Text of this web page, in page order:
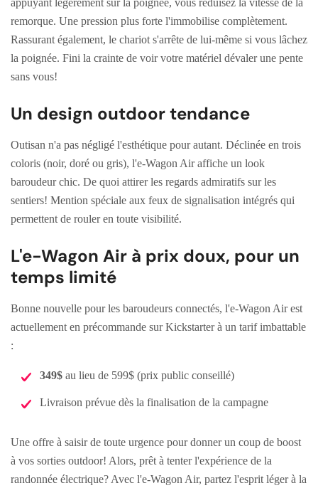
remorque. Une pression plus forte l'immobilise complètement.
Rassurant également, le chariot s'arrête de lui-même si vous lâchez
la poignée. Fini la crainte de voir votre matériel dévaler une pente
sans vous!
Un design outdoor tendance
Outisan n'a pas négligé l'esthétique pour autant. Déclinée en trois
coloris (noir, doré ou gris), l'e-Wagon Air affiche un look
baroudeur chic. De quoi attirer les regards admiratifs sur les
sentiers! Mention spéciale aux feux de signalisation intégrés qui
permettent de rouler en toute visibilité.
L'e-Wagon Air à prix doux, pour un
temps limité
Bonne nouvelle pour les baroudeurs connectés, l'e-Wagon Air est
actuellement en précommande sur Kickstarter à un tarif imbattable
:
349$ au lieu de 599$ (prix public conseillé)
Livraison prévue dès la finalisation de la campagne
Une offre à saisir de toute urgence pour donner un coup de boost
à vos sorties outdoor! Alors, prêt à tenter l'expérience de la
randonnée électrique? Avec l'e-Wagon Air, partez l'esprit léger à la